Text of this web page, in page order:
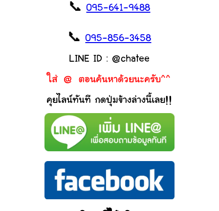
📞095-641-9488
📞095-856-3458
LINE ID : @chatee
ใส่ @ ตอนค้นหาด้วยนะครับ^^
คุยไลน์ทันที กดปุ่มข้างล่างนี้เลย!!